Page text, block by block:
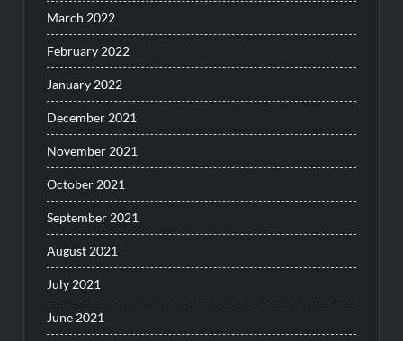
March 2022
February 2022
January 2022
December 2021
November 2021
October 2021
September 2021
August 2021
July 2021
June 2021